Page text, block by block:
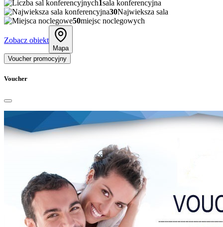
1 sala konferencyjna
30Najwieksza sala
50miejsc noclegowych
Zobacz obiekt
Mapa
Voucher promocyjny
Voucher